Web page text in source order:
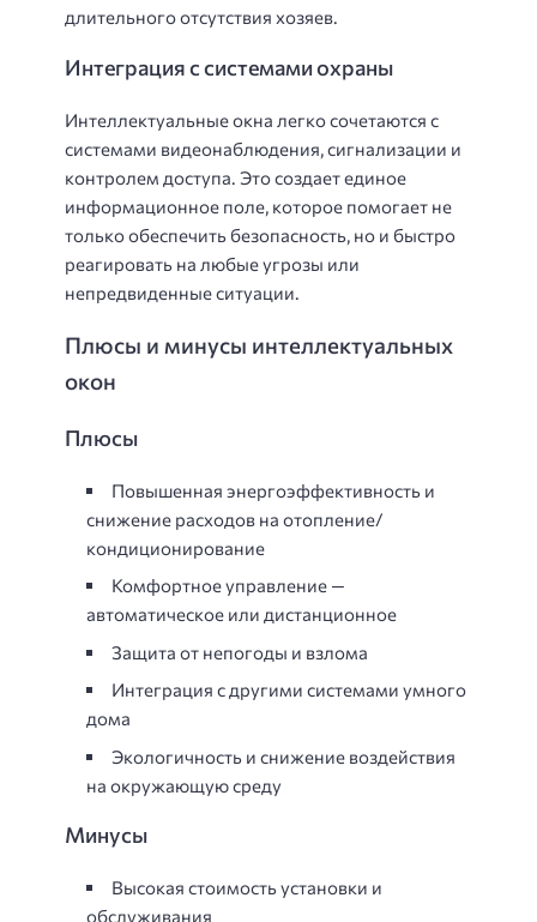
длительного отсутствия хозяев.
Интеграция с системами охраны
Интеллектуальные окна легко сочетаются с
системами видеонаблюдения, сигнализации и
контролем доступа. Это создает единое
информационное поле, которое помогает не
только обеспечить безопасность, но и быстро
реагировать на любые угрозы или
непредвиденные ситуации.
Плюсы и минусы интеллектуальных
окон
Плюсы
Повышенная энергоэффективность и
снижение расходов на отопление/
кондиционирование
Комфортное управление —
автоматическое или дистанционное
Защита от непогоды и взлома
Интеграция с другими системами умного
дома
Экологичность и снижение воздействия
на окружающую среду
Минусы
Высокая стоимость установки и
обслуживания